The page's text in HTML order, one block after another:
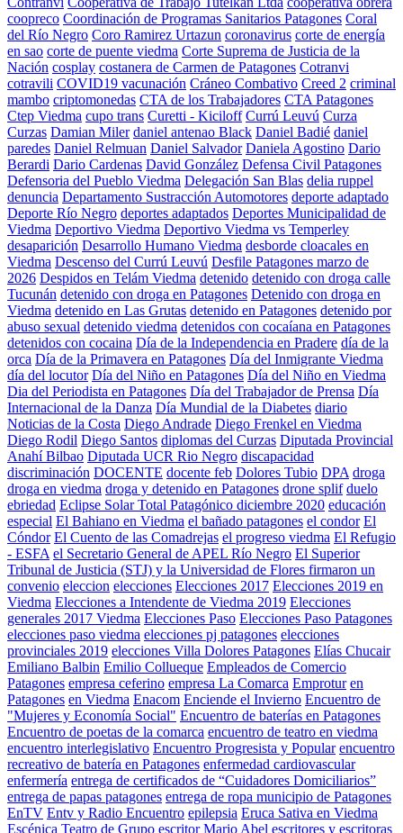
coopreco Coordinación de Programas Sanitarios Patagones Coral
del Río Negro Coro Ramirez Urtazun coronavirus corte de energía
en sao corte de puente viedma Corte Suprema de Justicia de la
Nación cosplay costanera de Carmen de Patagones Cotranvi
cotravili COVID19 vacunación Cráneo Combativo Creed 2 criminal
mambo criptomonedas CTA de los Trabajadores CTA Patagones
Ctep Viedma cupo trans Curetti - Kiciloff Currú Leuvú Curza
Curzas Damian Miler daniel antenao Black Daniel Badié daniel
paredes Daniel Relmuan Daniel Salvador Daniela Agostino Dario
Berardi Dario Cardenas David González Defensa Civil Patagones
Defensoria del Pueblo Viedma Delegación San Blas delia ruppel
denuncia Departamento Sustracción Automotores deporte adaptado
Deporte Río Negro deportes adaptados Deportes Municipalidad de
Viedma Deportivo Viedma Deportivo Viedma vs Temperley
desaparición Desarrollo Humano Viedma desborde cloacales en
Viedma Descenso del Currú Leuvú Desfile Patagones marzo de
2026 Despidos en Telám Viedma detenido detenido con droga calle
Tucunán detenido con droga en Patagones Detenido con droga en
Viedma detenido en Las Grutas detenido en Patagones detenido por
abuso sexual detenido viedma detenidos con cocaíana en Patagones
detenidos con cocaina Día de la Independencia en Pradere día de la
orca Día de la Primavera en Patagones Día del Inmigrante Viedma
día del locutor Día del Niño en Patagones Día del Niño en Viedma
Dia del Periodista en Patagones Día del Trabajador de Prensa Día
Internacional de la Danza Día Mundial de la Diabetes diario
Noticias de la Costa Diego Andrade Diego Frenkel en Viedma
Diego Rodil Diego Santos diplomas del Curzas Diputada Provincial
Anahí Bilbao Diputada UCR Rio Negro discapacidad
discriminación DOCENTE docente feb Dolores Tubio DPA droga
droga en viedma droga y detenido en Patagones drone splif duelo
ebriedad Eclipse Solar Total Patagónico diciembre 2020 educación
especial El Bahiano en Viedma el bañado patagones el condor El
Cóndor El Cuento de las Comadrejas el progreso viedma El Refugio
- ESFA el Secretario General de APEL Río Negro El Superior
Tribunal de Justicia (STJ) y la Universidad de Flores firmaron un
convenio eleccion elecciones Elecciones 2017 Elecciones 2019 en
Viedma Elecciones a Intendente de Viedma 2019 Elecciones
generales 2017 Viedma Elecciones Paso Elecciones Paso Patagones
elecciones paso viedma elecciones pj patagones elecciones
provinciales 2019 elecciones Villa Dolores Patagones Elías Chucair
Emiliano Balbin Emilio Collueque Empleados de Comercio
Patagones empresa ceferino empresa La Comarca Emprotur en
Patagones en Viedma Enacom Enciende el Invierno Encuentro de
"Mujeres y Economía Social" Encuentro de baterías en Patagones
Encuentro de poetas de la comarca encuentro de teatro en viedma
encuentro interlegislativo Encuentro Progresista y Popular encuentro
recreativo de batería en Patagones enfermedad cardiovascular
enfermería entrega de certificados de “Cuidadores Domiciliarios”
entrega de papas patagones entrega de ropa municipio de Patagones
EnTV Entv y Radio Encuentro epilepsia Eruca Sativa en Viedma
Escénica Teatro de Grupo escritor Mario Abel escritores y escritoras